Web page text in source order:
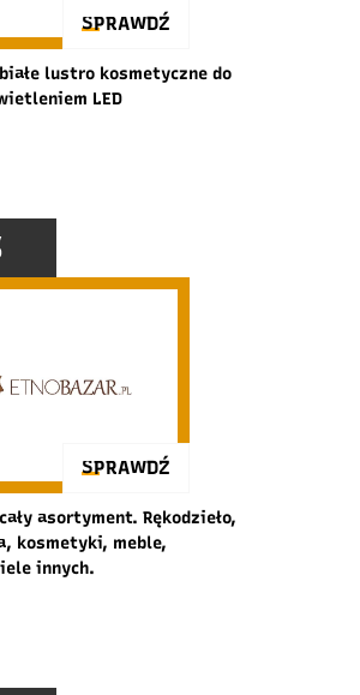
SPRAWDŹ
lustro kosmetyczne do
LED
SPRAWDŹ
asortyment. Rękodzieło,
kosmetyki, meble,
innych.